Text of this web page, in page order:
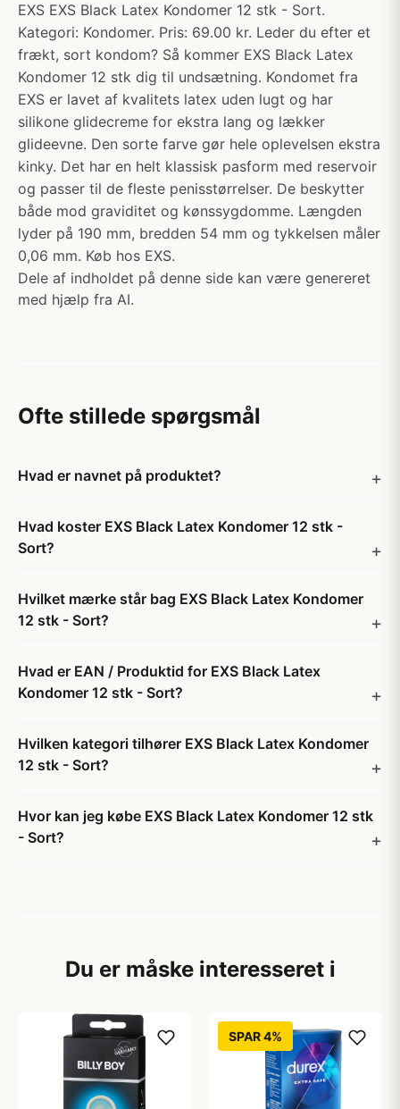
EXS EXS Black Latex Kondomer 12 stk - Sort.
Kategori: Kondomer. Pris: 69.00 kr. Leder du efter et
frækt, sort kondom? Så kommer EXS Black Latex
Kondomer 12 stk dig til undsætning. Kondomet fra
EXS er lavet af kvalitets latex uden lugt og har
silikone glidecreme for ekstra lang og lækker
glideevne. Den sorte farve gør hele oplevelsen ekstra
kinky. Det har en helt klassisk pasform med reservoir
og passer til de fleste penisstørrelser. De beskytter
både mod graviditet og kønssygdomme. Længden
lyder på 190 mm, bredden 54 mm og tykkelsen måler
0,06 mm. Køb hos EXS.
Dele af indholdet på denne side kan være genereret
med hjælp fra AI.
Ofte stillede spørgsmål
Hvad er navnet på produktet?
Hvad koster EXS Black Latex Kondomer 12 stk -
Sort?
Hvilket mærke står bag EXS Black Latex Kondomer
12 stk - Sort?
Hvad er EAN / Produktid for EXS Black Latex
Kondomer 12 stk - Sort?
Hvilken kategori tilhører EXS Black Latex Kondomer
12 stk - Sort?
Hvor kan jeg købe EXS Black Latex Kondomer 12 stk
- Sort?
Du er måske interesseret i
SPAR 4%